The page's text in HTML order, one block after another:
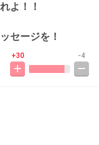
よ！！
セージを！
+30 -4